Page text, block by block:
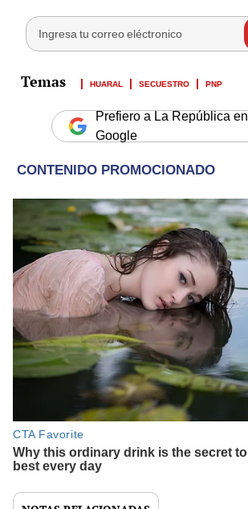
HUARAL SECUESTRO PNP
Prefiero a La República en
Google